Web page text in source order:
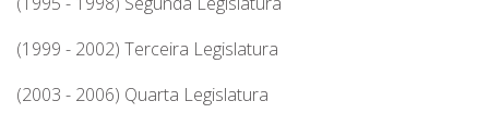
(1999 - 2002) Terceira Legislatura
(2003 - 2006) Quarta Legislatura